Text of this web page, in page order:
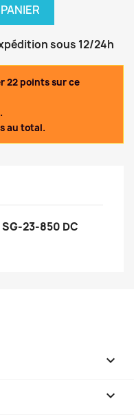
sous 12/24h
22 points sur ce
au total.
23-850 DC

